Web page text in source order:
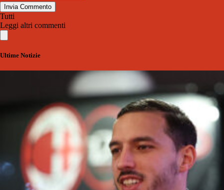
Invia Commento
Tutti
Leggi altri commenti
Ultime Notizie